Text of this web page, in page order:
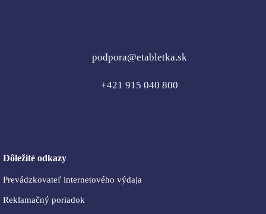
podpora@etabletka.sk
+421 915 040 800
Dôležité odkazy
Prevádzkovateľ internetového výdaja
Reklamačný poriadok